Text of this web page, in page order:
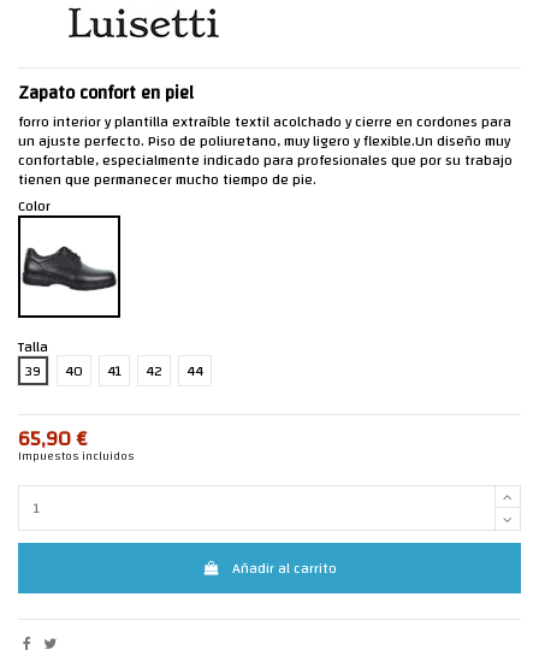
Zapato confort en piel
forro interior y plantilla extraíble textil acolchado y cierre en cordones para
un ajuste perfecto. Piso de poliuretano, muy ligero y flexible.Un diseño muy
confortable, especialmente indicado para profesionales que por su trabajo
tienen que permanecer mucho tiempo de pie.
Color
Talla
39
40 41 42 44
65,90 €
Impuestos incluidos
Añadir al carrito